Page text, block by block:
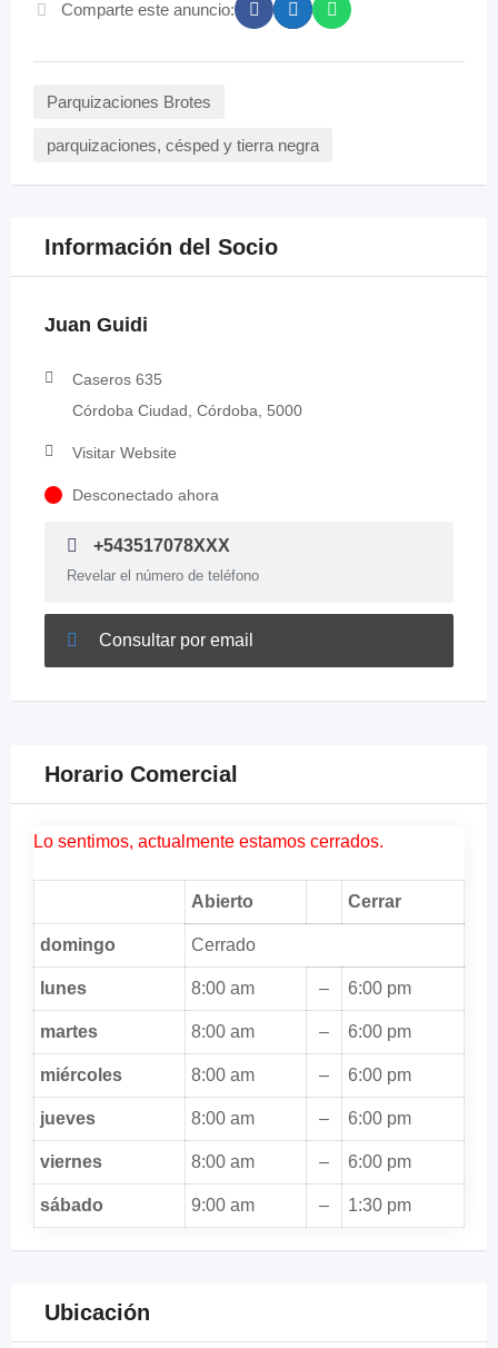
Comparte este anuncio:
Parquizaciones Brotes
parquizaciones, césped y tierra negra
Información del Socio
Juan Guidi
Caseros 635
Córdoba Ciudad, Córdoba, 5000
Visitar Website
Desconectado ahora
+543517078XXX
Revelar el número de teléfono
Consultar por email
Horario Comercial
Lo sentimos, actualmente estamos cerrados.
Abierto Cerrar
domingo Cerrado
lunes 8:00 am – 6:00 pm
martes 8:00 am – 6:00 pm
miércoles 8:00 am – 6:00 pm
jueves 8:00 am – 6:00 pm
viernes 8:00 am – 6:00 pm
sábado 9:00 am – 1:30 pm
Ubicación